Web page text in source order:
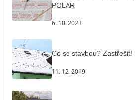
POLAR
6. 10. 2023
Co se stavbou? Zastřešit!
11. 12. 2019